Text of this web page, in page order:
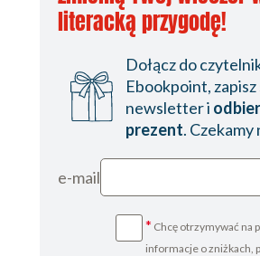
literacką przygodę!
Dołącz do
Ebookpoint, zapisz
newsletter i
prezent. Czekamy
e-mail
* Chcę otrzymywać na
informacje o zniżkach,